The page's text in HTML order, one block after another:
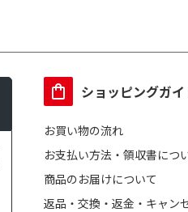
ショッピングガイ
お買い物の流れ
お支払い方法・領収書につ
商品のお届けについて
返品・交換・返金・キャン